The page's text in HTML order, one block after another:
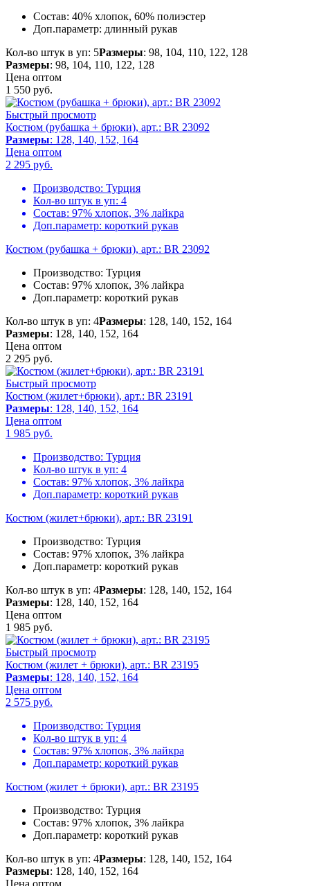
Состав: 40% хлопок, 60% полиэстер
Доп.параметр: длинный рукав
Кол-во штук в уп: 5Размеры: 98, 104, 110, 122, 128
Размеры: 98, 104, 110, 122, 128
Цена оптом
1 550 руб.
Быстрый просмотр
Костюм (рубашка + брюки), арт.: BR 23092
Размеры: 128, 140, 152, 164
Цена оптом
2 295 руб.
Производство: Турция
Кол-во штук в уп: 4
Состав: 97% хлопок, 3% лайкра
Доп.параметр: короткий рукав
Костюм (рубашка + брюки), арт.: BR 23092
Производство: Турция
Состав: 97% хлопок, 3% лайкра
Доп.параметр: короткий рукав
Кол-во штук в уп: 4Размеры: 128, 140, 152, 164
Размеры: 128, 140, 152, 164
Цена оптом
2 295 руб.
Быстрый просмотр
Костюм (жилет+брюки), арт.: BR 23191
Размеры: 128, 140, 152, 164
Цена оптом
1 985 руб.
Производство: Турция
Кол-во штук в уп: 4
Состав: 97% хлопок, 3% лайкра
Доп.параметр: короткий рукав
Костюм (жилет+брюки), арт.: BR 23191
Производство: Турция
Состав: 97% хлопок, 3% лайкра
Доп.параметр: короткий рукав
Кол-во штук в уп: 4Размеры: 128, 140, 152, 164
Размеры: 128, 140, 152, 164
Цена оптом
1 985 руб.
Быстрый просмотр
Костюм (жилет + брюки), арт.: BR 23195
Размеры: 128, 140, 152, 164
Цена оптом
2 575 руб.
Производство: Турция
Кол-во штук в уп: 4
Состав: 97% хлопок, 3% лайкра
Доп.параметр: короткий рукав
Костюм (жилет + брюки), арт.: BR 23195
Производство: Турция
Состав: 97% хлопок, 3% лайкра
Доп.параметр: короткий рукав
Кол-во штук в уп: 4Размеры: 128, 140, 152, 164
Размеры: 128, 140, 152, 164